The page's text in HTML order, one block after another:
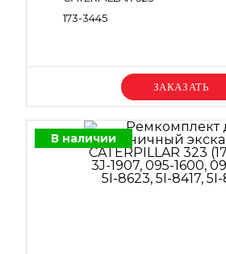
173-3445
Уточняйте цену
В наличии